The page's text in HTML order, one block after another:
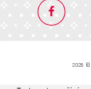
2026